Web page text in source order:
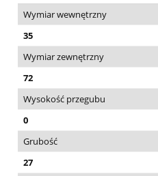
Wymiar wewnętrzny
35
Wymiar zewnętrzny
72
Wysokość przegubu
0
Grubość
27